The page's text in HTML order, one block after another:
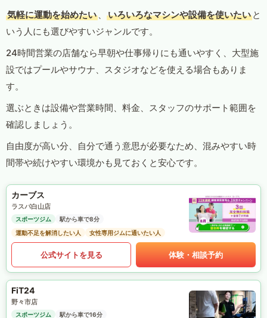
気軽に運動を始めたい 、 いろいろなマシンや設備を使いたい と
いう人にも選びやすいジャンルです。
24時間営業の店舗なら早朝や仕事帰りにも通いやすく、大型施
設ではプールやサウナ、スタジオなどを使える場合もありま
す。
選ぶときは設備や営業時間、料金、スタッフのサポート範囲を
確認しましょう。
自由度が高い分、自分で通う意思が必要なため、混みやすい時
間帯や続けやすい環境かも見ておくと安心です。
カーブス
ラスパ白山店
スポーツジム
駅から車で8分
運動不足を解消したい人
女性専用ジムに通いたい人
公式サイトを見る 体験・相談予約
FiT24
野々市店
スポーツジム
駅から車で16分